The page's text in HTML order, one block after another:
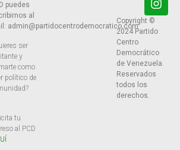
puedes
al
admin@partidocentrodemocratico.com
ser
y
como
político de
tu
al PCD
Copyright ©
2024 Partido
Centro
Democrático
de Venezuela.
Reservados
todos los
derechos.